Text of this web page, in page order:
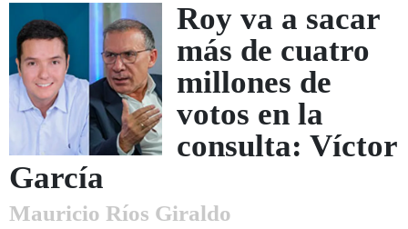
Roy va a sacar
más de cuatro
millones de
votos en la
consulta: Víctor
García
Mauricio Ríos Giraldo